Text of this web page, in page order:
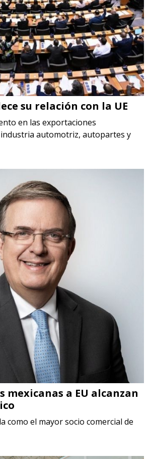
DE CORTE
RIMAS, ENDMILLS,
ETC
Requerimiento
Querétaro
DE TORQUE
ELECTRONICOS,
MULTIPLICADORES,
Requerimiento
en Estado de México
de GESTION
Y DESTRUCCION
Requerimiento
su relación con la UE
en las exportaciones
automotriz, autopartes y
mexicanas a EU alcanzan
como el mayor socio comercial de